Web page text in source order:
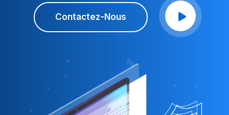
Contactez-Nous